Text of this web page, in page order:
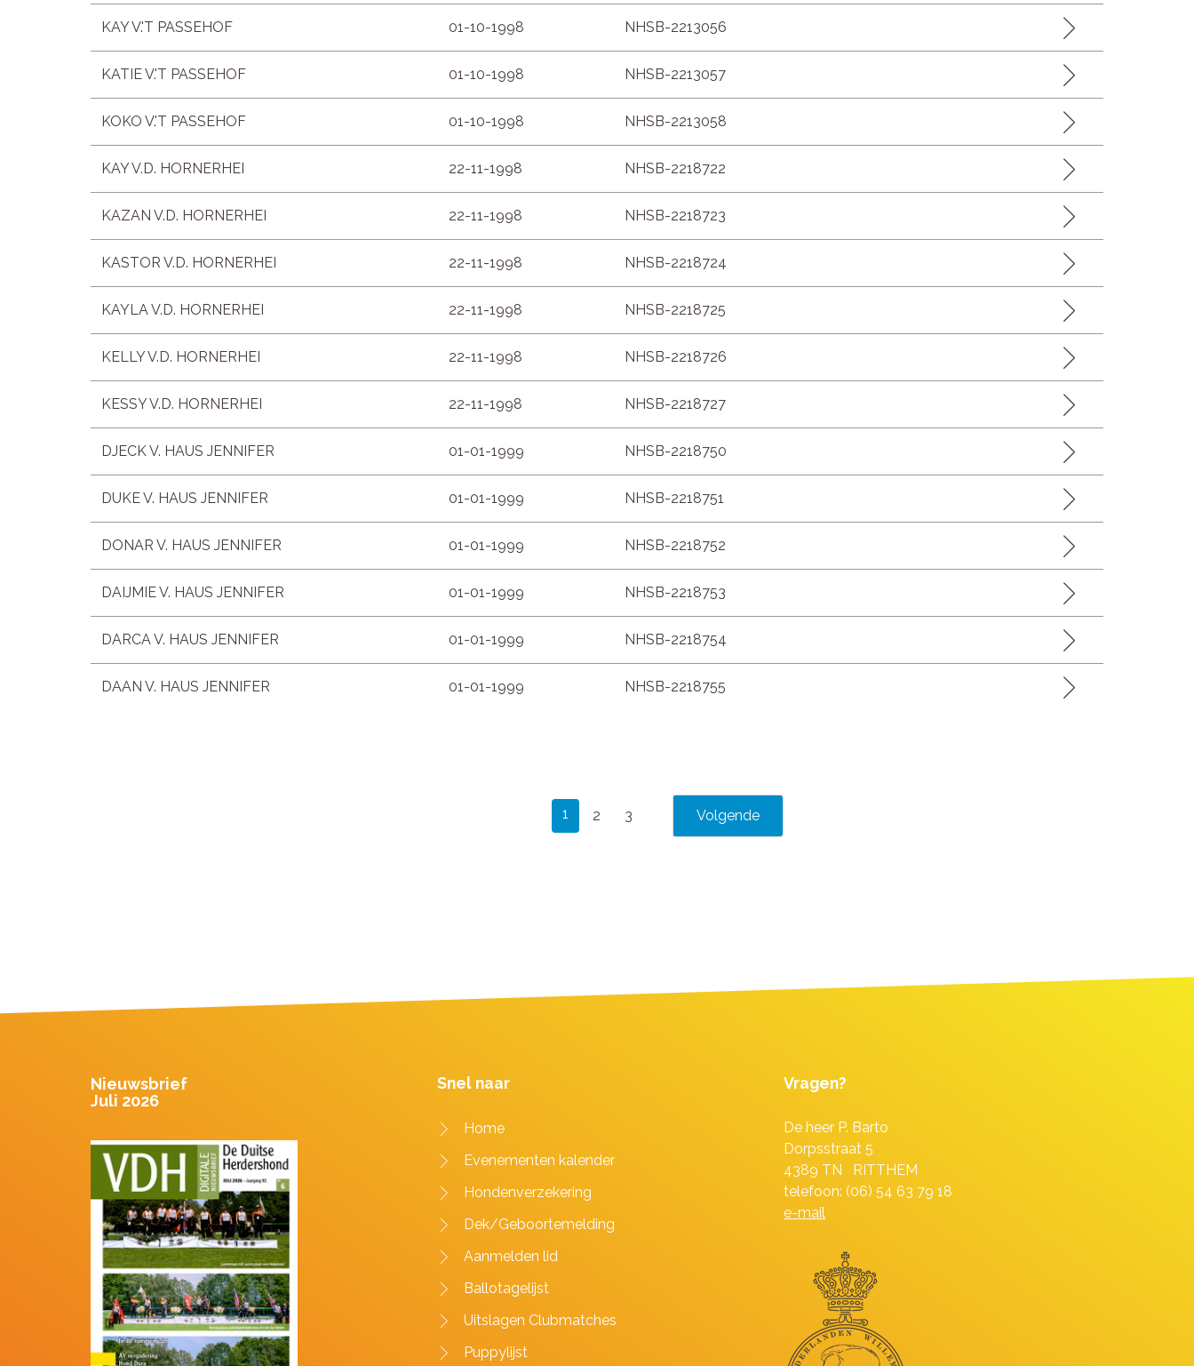
KAY V.'T PASSEHOF 01-10-1998 NHSB-2213056
KATIE V.'T PASSEHOF 01-10-1998 NHSB-2213057
KOKO V.'T PASSEHOF 01-10-1998 NHSB-2213058
KAY V.D. HORNERHEI 22-11-1998 NHSB-2218722
KAZAN V.D. HORNERHEI 22-11-1998 NHSB-2218723
KASTOR V.D. HORNERHEI 22-11-1998 NHSB-2218724
KAYLA V.D. HORNERHEI 22-11-1998 NHSB-2218725
KELLY V.D. HORNERHEI 22-11-1998 NHSB-2218726
KESSY V.D. HORNERHEI 22-11-1998 NHSB-2218727
DJECK V. HAUS JENNIFER 01-01-1999 NHSB-2218750
DUKE V. HAUS JENNIFER 01-01-1999 NHSB-2218751
DONAR V. HAUS JENNIFER 01-01-1999 NHSB-2218752
DAIJMIE V. HAUS JENNIFER 01-01-1999 NHSB-2218753
DARCA V. HAUS JENNIFER 01-01-1999 NHSB-2218754
DAAN V. HAUS JENNIFER 01-01-1999 NHSB-2218755
1 2 3
Nieuwsbrief
Juli 2026
Snel naar
Home
Evenementen kalender
Hondenverzekering
Dek/Geboortemelding
Aanmelden lid
Ballotagelijst
Uitslagen Clubmatches
Puppylijst
Vragen?
De heer P. Barto
Dorpsstraat 5
4389 TN RITTHEM
telefoon: (06) 54 63 79 18
e-mail